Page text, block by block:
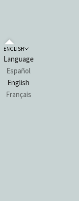
ENGLISH
Language
Español
English
Français